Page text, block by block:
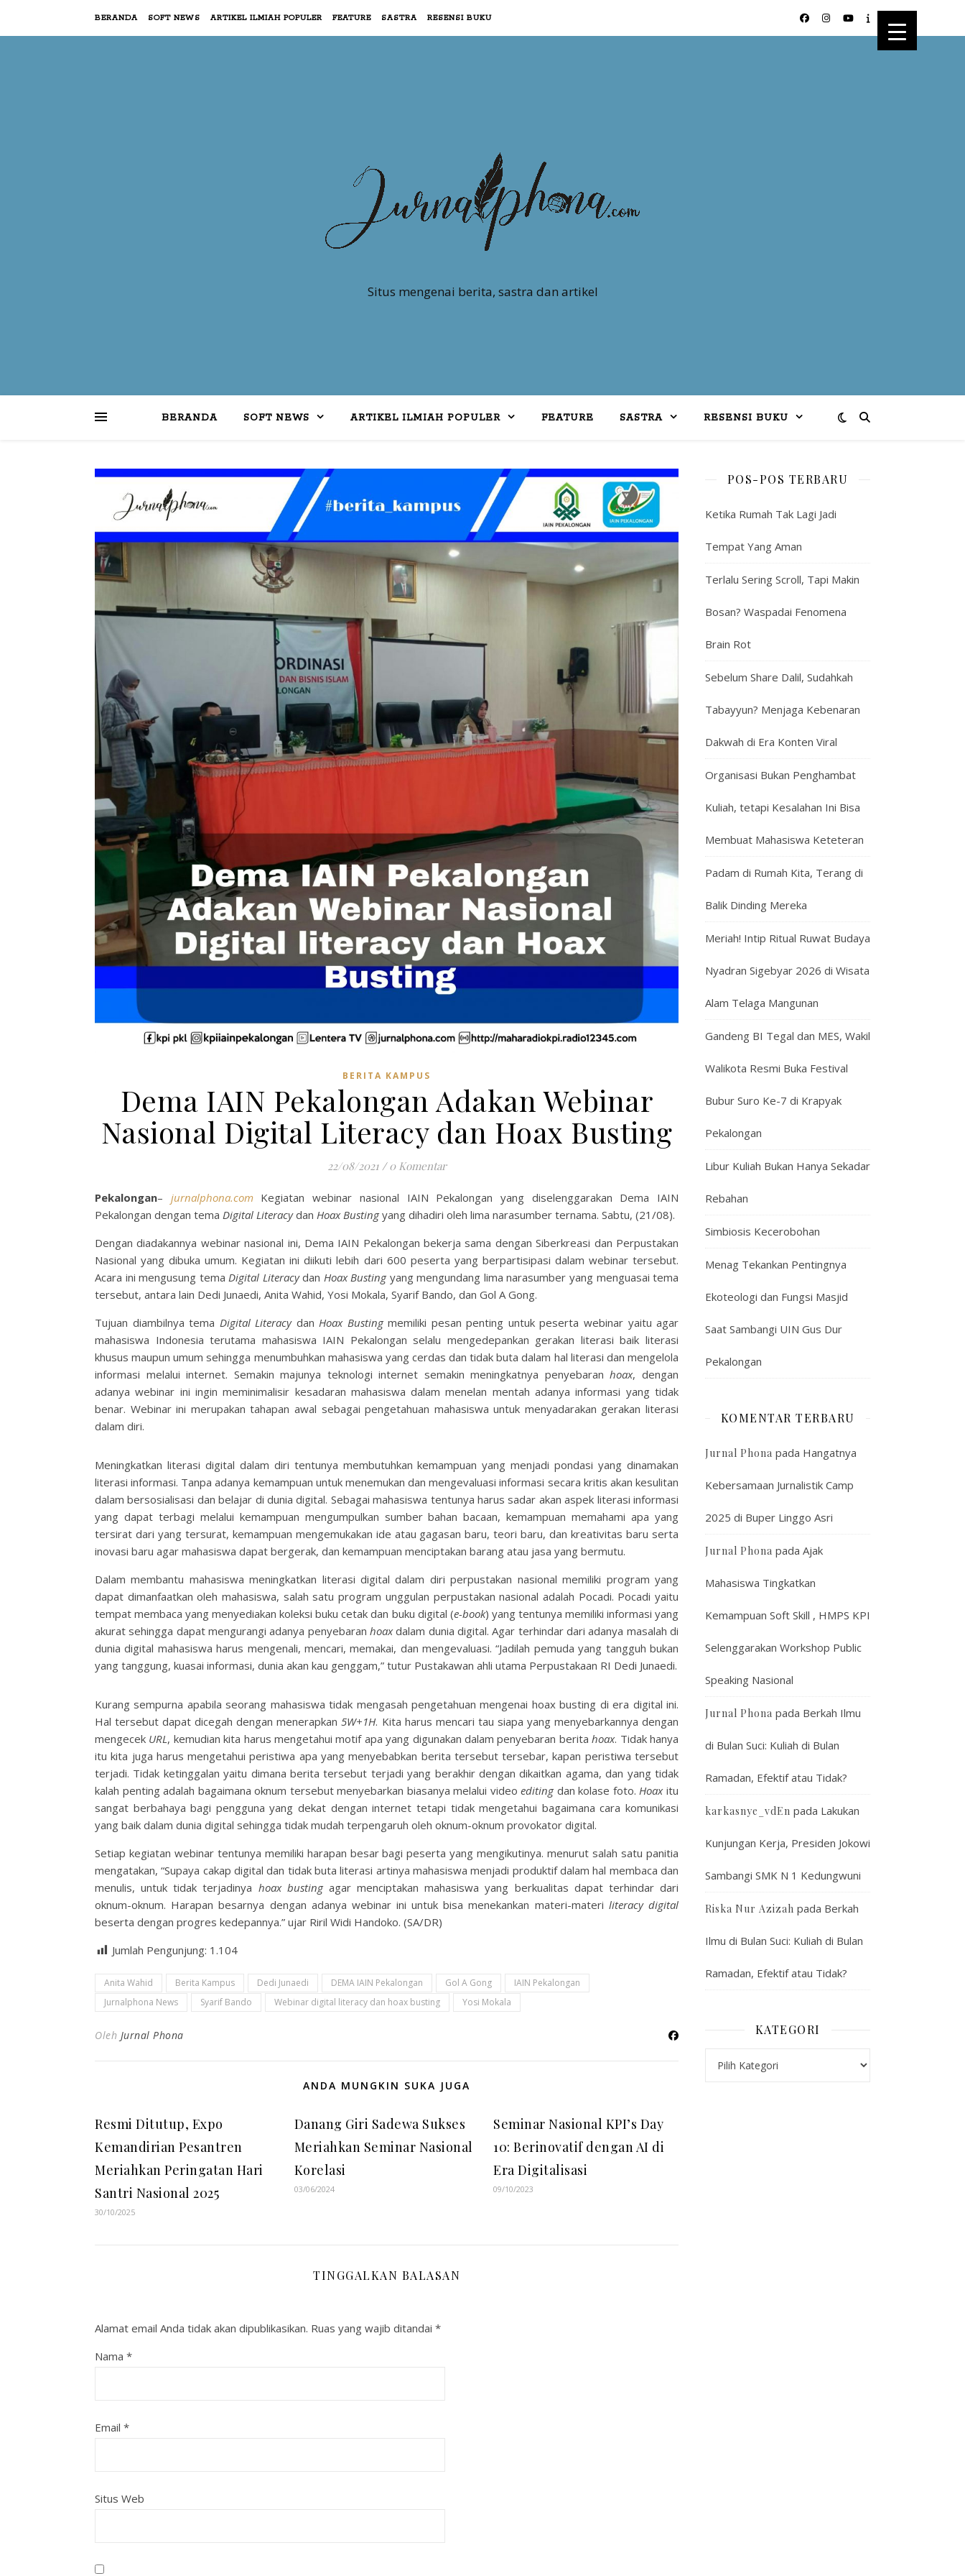
BERANDA SOFT NEWS ARTIKEL ILMIAH POPULER FEATURE SASTRA RESENSI BUKU
Situs mengenai berita, sastra dan artikel
BERANDA SOFT NEWS ARTIKEL ILMIAH POPULER FEATURE SASTRA RESENSI BUKU
BERITA KAMPUS
Dema IAIN Pekalongan Adakan Webinar
Nasional Digital Literacy dan Hoax Busting
22/08/2021 / 0 Komentar
Pekalongan– jurnalphona.comKegiatan webinar nasional IAIN Pekalongan yang diselenggarakan Dema IAIN
Pekalongan dengan tema Digital Literacydan Hoax Bustingyang dihadiri oleh lima narasumber ternama. Sabtu, (21/08).
Dengan diadakannya webinar nasional ini, Dema IAIN Pekalongan bekerja sama dengan Siberkreasi dan Perpustakan
Nasional yang dibuka umum. Kegiatan ini diikuti lebih dari 600 peserta yang berpartisipasi dalam webinar tersebut.
Acara ini mengusung temaDigital Literacydan Hoax Bustingyang mengundang lima narasumber yang menguasai tema
tersebut, antara lain Dedi Junaedi, Anita Wahid, Yosi Mokala, Syarif Bando, dan Gol A Gong.
Tujuan diambilnya tema Digital Literacydan Hoax Bustingmemiliki pesan penting untuk peserta webinar yaitu agar
mahasiswa Indonesia terutama mahasiswa IAIN Pekalongan selalu mengedepankan gerakan literasi baik literasi
khusus maupun umum sehingga menumbuhkan mahasiswa yang cerdas dan tidak buta dalam hal literasi dan mengelola
informasi melalui internet. Semakin majunya teknologi internet semakin meningkatnya penyebaranhoax, dengan
adanya webinar ini ingin meminimalisir kesadaran mahasiswa dalam menelan mentah adanya informasi yang tidak
benar. Webinar ini merupakan tahapan awal sebagai pengetahuan mahasiswa untuk menyadarakan gerakan literasi
dalam diri.
Meningkatkan literasi digital dalam diri tentunya membutuhkan kemampuan yang menjadi pondasi yang dinamakan
literasi informasi. Tanpa adanya kemampuan untuk menemukan dan mengevaluasi informasi secara kritis akan kesulitan
dalam bersosialisasi dan belajar di dunia digital. Sebagai mahasiswa tentunya harus sadar akan aspek literasi informasi
yang dapat terbagi melalui kemampuan mengumpulkan sumber bahan bacaan, kemampuan memahami apa yang
tersirat dari yang tersurat, kemampuan mengemukakan ide atau gagasan baru, teori baru, dan kreativitas baru serta
inovasi baru agar mahasiswa dapat bergerak, dan kemampuan menciptakan barang atau jasa yang bermutu.
Dalam membantu mahasiswa meningkatkan literasi digital dalam diri perpustakan nasional memiliki program yang
dapat dimanfaatkan oleh mahasiswa, salah satu program unggulan perpustakan nasional adalah Pocadi. Pocadi yaitu
tempat membaca yang menyediakan koleksi buku cetak dan buku digital (e-book) yang tentunya memiliki informasi yang
akurat sehingga dapat mengurangi adanya penyebaran hoaxdalam dunia digital. Agar terhindar dari adanya masalah di
dunia digital mahasiswa harus mengenali, mencari, memakai, dan mengevaluasi. “Jadilah pemuda yang tangguh bukan
yang tanggung, kuasai informasi, dunia akan kau genggam,” tutur Pustakawan ahli utama Perpustakaan RI Dedi Junaedi.
Kurang sempurna apabila seorang mahasiswa tidak mengasah pengetahuan mengenai hoax busting di era digital ini.
Hal tersebut dapat dicegah dengan menerapkan5W+1H. Kita harus mencari tau siapa yang menyebarkannya dengan
mengecek URL, kemudian kita harus mengetahui motif apa yang digunakan dalam penyebaran beritahoax. Tidak hanya
itu kita juga harus mengetahui peristiwa apa yang menyebabkan berita tersebut tersebar, kapan peristiwa tersebut
terjadi. Tidak ketinggalan yaitu dimana berita tersebut terjadi yang berakhir dengan dikaitkan agama, dan yang tidak
kalah penting adalah bagaimana oknum tersebut menyebarkan biasanya melalui videoeditingdan kolase foto.Hoaxitu
sangat berbahaya bagi pengguna yang dekat dengan internet tetapi tidak mengetahui bagaimana cara komunikasi
yang baik dalam dunia digital sehingga tidak mudah terpengaruh oleh oknum-oknum provokator digital.
Setiap kegiatan webinar tentunya memiliki harapan besar bagi peserta yang mengikutinya. menurut salah satu panitia
mengatakan, “Supaya cakap digital dan tidak buta literasi artinya mahasiswa menjadi produktif dalam hal membaca dan
menulis, untuk tidak terjadinya hoax bustingagar menciptakan mahasiswa yang berkualitas dapat terhindar dari
oknum-oknum. Harapan besarnya dengan adanya webinar ini untuk bisa menekankan materi-materi literacy digital
beserta dengan progres kedepannya.” ujar Riril Widi Handoko. (SA/DR)
Jumlah Pengunjung: 1.104
Anita Wahid Berita Kampus Dedi Junaedi DEMA IAIN Pekalongan Gol A Gong
IAIN Pekalongan
Jurnalphona News
Syarif Bando Webinar digital literacy dan hoax busting Yosi Mokala
Oleh Jurnal Phona
ANDA MUNGKIN SUKA JUGA
Resmi Ditutup, Expo
Kemandirian Pesantren
Meriahkan Peringatan Hari
Santri Nasional 2025
30/10/2025
Danang Giri Sadewa Sukses
Meriahkan Seminar Nasional
Korelasi
03/06/2024
Seminar Nasional KPI’s Day
10: Berinovatif dengan AI di
Era Digitalisasi
09/10/2023
TINGGALKAN BALASAN
Alamat email Anda tidak akan dipublikasikan. Ruas yang wajib ditandai *
Nama *
Email *
Situs Web
POS-POS TERBARU
Ketika Rumah Tak Lagi Jadi
Tempat Yang Aman
Terlalu Sering Scroll, Tapi Makin
Bosan? Waspadai Fenomena
Brain Rot
Sebelum Share Dalil, Sudahkah
Tabayyun? Menjaga Kebenaran
Dakwah di Era Konten Viral
Organisasi Bukan Penghambat
Kuliah, tetapi Kesalahan Ini Bisa
Membuat Mahasiswa Keteteran
Padam di Rumah Kita, Terang di
Balik Dinding Mereka
Meriah! Intip Ritual Ruwat Budaya
Nyadran Sigebyar 2026 di Wisata
Alam Telaga Mangunan
Gandeng BI Tegal dan MES, Wakil
Walikota Resmi Buka Festival
Bubur Suro Ke-7 di Krapyak
Pekalongan
Libur Kuliah Bukan Hanya Sekadar
Rebahan
Simbiosis Kecerobohan
Menag Tekankan Pentingnya
Ekoteologi dan Fungsi Masjid
Saat Sambangi UIN Gus Dur
Pekalongan
KOMENTAR TERBARU
Jurnal Phona pada Hangatnya
Kebersamaan Jurnalistik Camp
2025 di Buper Linggo Asri
Jurnal Phona pada Ajak
Mahasiswa Tingkatkan
Kemampuan Soft Skill , HMPS KPI
Selenggarakan Workshop Public
Speaking Nasional
Jurnal Phona pada Berkah Ilmu
di Bulan Suci: Kuliah di Bulan
Ramadan, Efektif atau Tidak?
karkasnye_vdEn pada Lakukan
Kunjungan Kerja, Presiden Jokowi
Sambangi SMK N 1 Kedungwuni
Riska Nur Azizah pada Berkah
Ilmu di Bulan Suci: Kuliah di Bulan
Ramadan, Efektif atau Tidak?
KATEGORI